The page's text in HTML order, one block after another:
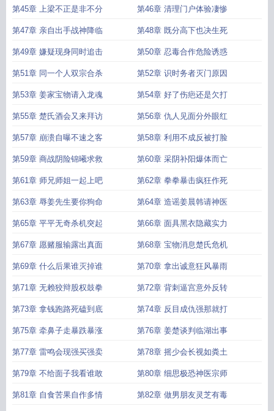
第45章 上梁不正是非不分 第46章 清理门户体验凄惨
第47章 亲自出手战神降临 第48章 既分高下也决生死
第49章 嫌疑现身同时追击 第50章 忍毒合作危险诱惑
第51章 同一个人双宗合杀 第52章 识时务者灭门原因
第53章 姜家宝物请入龙魂 第54章 好了伤疤还是欠打
第55章 楚氏酒会又来拜访 第56章 仇人见面分外眼红
第57章 崩溃自曝不速之客 第58章 利用不成反被打脸
第59章 商战阴险锦曦求救 第60章 采阴补阳爆体而亡
第61章 师兄师姐一起上吧 第62章 拳拳暴击疯狂作死
第63章 辱姜先生要你狗命 第64章 造谣姜晨韩请神医
第65章 平平无奇杀机突起 第66章 面具黑衣隐藏实力
第67章 愿赌服输露出真面 第68章 宝物消息楚氏危机
第69章 什么后果谁灭掉谁 第70章 拿出诚意狂风暴雨
第71章 无赖狡辩股权鼓拳 第72章 背刺逼宫意外反转
第73章 拿钱跑路死磕到底 第74章 反目成仇强那就打
第75章 牵鼻子走暴跌暴涨 第76章 姜楚谈判临湖出事
第77章 雷鸣会现强买强卖 第78章 摇少会长视如粪土
第79章 不给面子我看谁敢 第80章 细思极恐神医宗师
第81章 自食苦果自作多情 第82章 做男朋友灵芝有毒